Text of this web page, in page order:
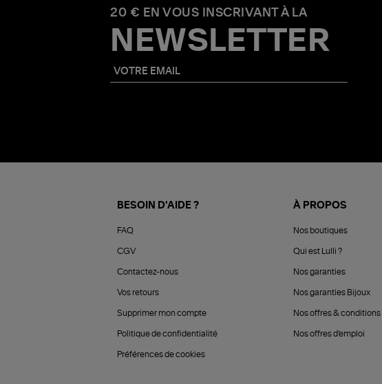
20 € EN VOUS INSCRIVANT À LA
NEWSLETTER
BESOIN D'AIDE ?
FAQ
CGV
Contactez-nous
Vos retours
Supprimer mon compte
Politique de confidentialité
Préférences de cookies
À PROPOS
Nos boutiques
Qui est Lulli ?
Nos garanties
Nos garanties Bijoux
Nos offres & conditions
Nos offres d'emploi